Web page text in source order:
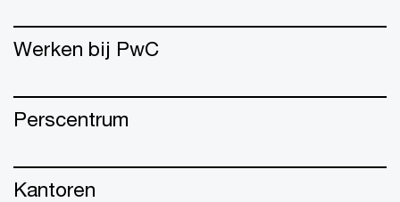
Werken bij PwC
Perscentrum
Kantoren